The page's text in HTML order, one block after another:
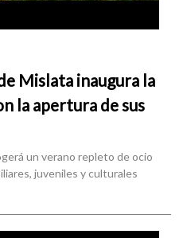
Mislata inaugura la
la apertura de sus
un verano repleto de ocio
juveniles y culturales